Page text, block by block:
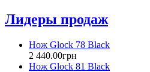
Лидеры продаж
Нож Glock 78 Black
2 440.00грн
Нож Glock 81 Black